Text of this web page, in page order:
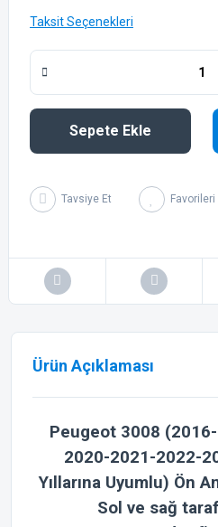
Taksit Seçenekleri
Sepete Ekle
Tavsiye Et
Ürün Açıklaması
Peugeot 3008
2020-2021-2022-
Yıllarına Uyumlu) Ön
Sol ve sağ